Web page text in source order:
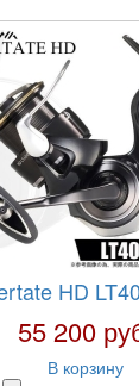
HD
55 200
В корзину